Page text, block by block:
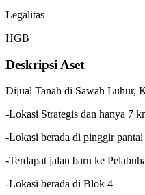
Legalitas
HGB
Deskripsi Aset
Dijual Tanah di Sawah Luhur,
-Lokasi Strategis dan hanya 7
-Lokasi berada di pinggir
-Terdapat jalan baru ke
-Lokasi berada di Blok 4